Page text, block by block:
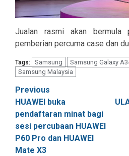
Jualan rasmi akan bermula
pemberian percuma case dan
Tags: Samsung Samsung Galaxy
Samsung Malaysia
Post
navigation
Previous
HUAWEI buka
pendaftaran minat bagi
sesi percubaan HUAWEI
P60 Pro dan HUAWEI
Mate X3